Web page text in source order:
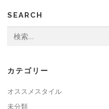
SEARCH
索:
カテゴリー
オススメスタイル
未分類